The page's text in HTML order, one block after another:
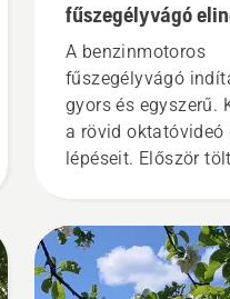
fűszegélyvágó
A benzinmotoros
fűszegélyvágó
gyors és egyszerű.
a rövid oktatóvideó
lépéseit. Először
biztosítja, hogy
üzemanyag
motorba a motor